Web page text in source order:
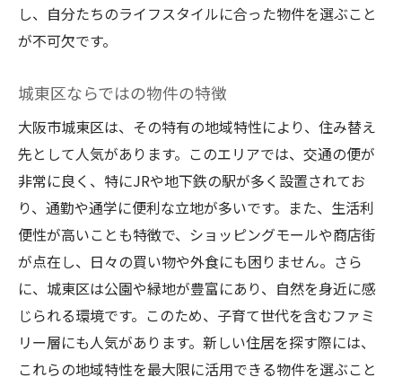
し、自分たちのライフスタイルに合った物件を選ぶこと
が不可欠です。
城東区ならではの物件の特徴
大阪市城東区は、その特有の地域特性により、住み替え
先として人気があります。このエリアでは、交通の便が
非常に良く、特にJRや地下鉄の駅が多く設置されてお
り、通勤や通学に便利な立地が多いです。また、生活利
便性が高いことも特徴で、ショッピングモールや商店街
が点在し、日々の買い物や外食にも困りません。さら
に、城東区は公園や緑地が豊富にあり、自然を身近に感
じられる環境です。このため、子育て世代を含むファミ
リー層にも人気があります。新しい住居を探す際には、
これらの地域特性を最大限に活用できる物件を選ぶこと